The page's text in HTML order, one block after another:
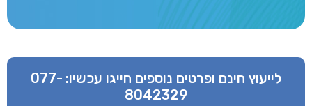
לייעוץ חינם ופרטים נוספים חייגו עכשיו: 077-
8042329